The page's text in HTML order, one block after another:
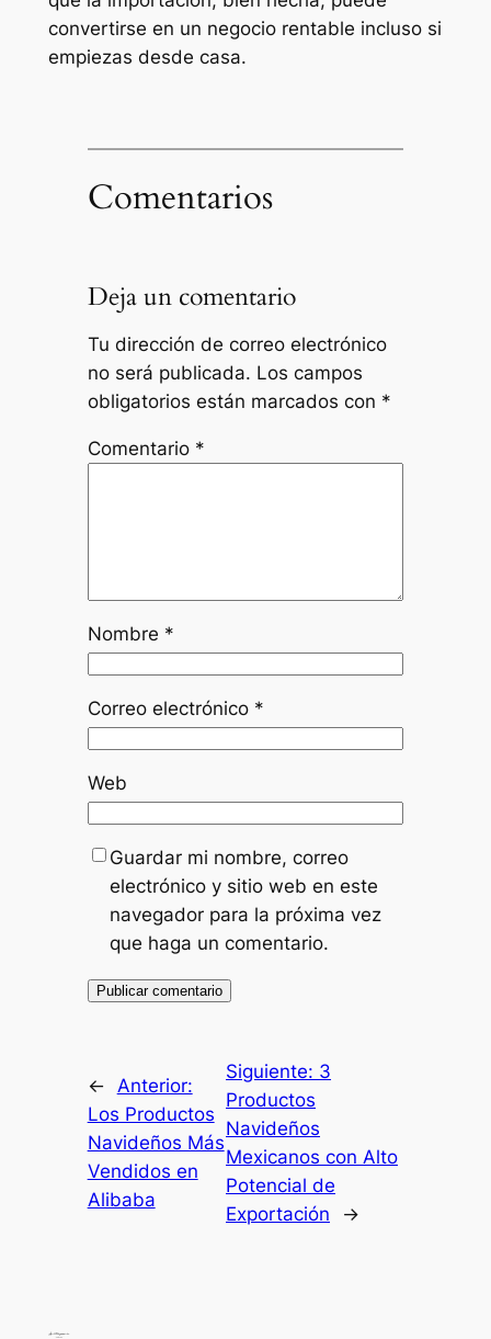
convertirse en un negocio rentable incluso si
empiezas desde casa.
Comentarios
Deja un comentario
Tu dirección de correo electrónico
no será publicada. Los campos
obligatorios están marcados con *
Comentario *
Nombre *
Correo electrónico *
Web
Guardar mi nombre, correo
electrónico y sitio web en este
navegador para la próxima vez
que haga un comentario.
←
Anterior:
Los Productos
Navideños Más
Vendidos en
Alibaba
Siguiente: 3
Productos
Navideños
Mexicanos con Alto
Potencial de
Exportación
→